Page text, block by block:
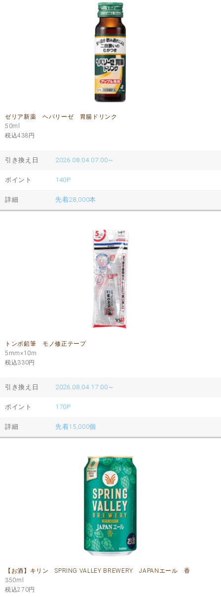
ゼリア新薬 ヘパリーゼ 胃腸ドリンク
50ml
税込438 円
引き換え日 2026.08.04 07:00～
ポイント 140P
詳細 先着28,000本
トンボ鉛筆 モノ修正テープ
5mm×10m
税込330円
引き換え日 2026.08.04 17:00～
ポイント 170P
詳細 先着15,000個
【お酒】キリン SPRING VALLEY BREWERY JAPANエール 香
350ml
税込270円